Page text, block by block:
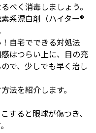
べく消毒しましょう。
系漂白剤（ハイター®️
自宅でできる対処法
はつらい上に、目の充
で、少しでも早く治し
法を紹介します。
すると眼球が傷つき、